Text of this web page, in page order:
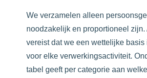
We verzamelen alleen
noodzakelijk en proportioneel zijn.
vereist dat we een wettelijke basis
voor elke verwerkingsactiviteit.
tabel geeft per categorie aan